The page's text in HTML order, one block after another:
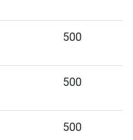
500
500
500